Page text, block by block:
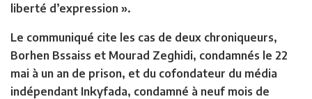
liberté d’expression ».
Le communiqué cite les cas de deux chroniqueurs,
Borhen Bssaiss et Mourad Zeghidi, condamnés le 22
mai à un an de prison, et du cofondateur du média
indépendant Inkyfada, condamné à neuf mois de